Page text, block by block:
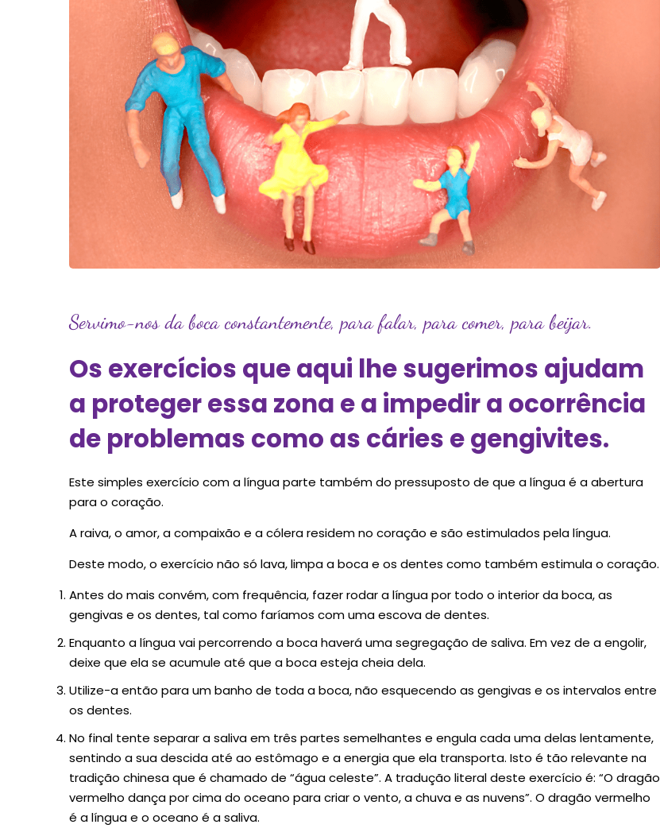
Servimo-nos da boca constantemente, para falar, para comer, para beijar.
Os exercícios que aqui lhe sugerimos ajudam
a proteger essa zona e a impedir a ocorrência
de problemas como as cáries e gengivites.
Este simples exercício com a língua parte também do pressuposto de que a língua é a abertura
para o coração.
A raiva, o amor, a compaixão e a cólera residem no coração e são estimulados pela língua.
Deste modo, o exercício não só lava, limpa a boca e os dentes como também estimula o coração.
Antes do mais convém, com frequência, fazer rodar a língua por todo o interior da boca, as
gengivas e os dentes, tal como faríamos com uma escova de dentes.
Enquanto a língua vai percorrendo a boca haverá uma segregação de saliva. Em vez de a engolir,
deixe que ela se acumule até que a boca esteja cheia dela.
Utilize-a então para um banho de toda a boca, não esquecendo as gengivas e os intervalos entre
os dentes.
No final tente separar a saliva em três partes semelhantes e engula cada uma delas lentamente,
sentindo a sua descida até ao estômago e a energia que ela transporta. Isto é tão relevante na
tradição chinesa que é chamado de “água celeste”. A tradução literal deste exercício é: “O dragão
vermelho dança por cima do oceano para criar o vento, a chuva e as nuvens”. O dragão vermelho
é a língua e o oceano é a saliva.